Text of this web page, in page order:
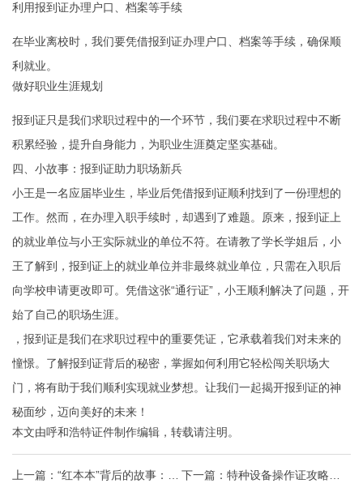
利用报到证办理户口、档案等手续
在毕业离校时，我们要凭借报到证办理户口、档案等手续，确保顺
利就业。
做好职业生涯规划
报到证只是我们求职过程中的一个环节，我们要在求职过程中不断
积累经验，提升自身能力，为职业生涯奠定坚实基础。
四、小故事：报到证助力职场新兵
小王是一名应届毕业生，毕业后凭借报到证顺利找到了一份理想的
工作。然而，在办理入职手续时，却遇到了难题。原来，报到证上
的就业单位与小王实际就业的单位不符。在请教了学长学姐后，小
王了解到，报到证上的就业单位并非最终就业单位，只需在入职后
向学校申请更改即可。凭借这张“通行证”，小王顺利解决了问题，开
始了自己的职场生涯。
，报到证是我们在求职过程中的重要凭证，它承载着我们对未来的
憧憬。了解报到证背后的秘密，掌握如何利用它轻松闯关职场大
门，将有助于我们顺利实现就业梦想。让我们一起揭开报到证的神
秘面纱，迈向美好的未来！
本文由呼和浩特证件制作编辑，转载请注明。
上一篇： “红本本”背后的故事：结 下一篇： 特种设备操作证攻略：